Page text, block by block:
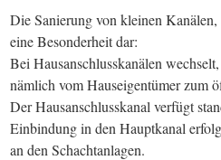
Die Sanierung von kleinen
eine Besonderheit dar:
Bei Hausanschlusskanälen
nämlich vom Hauseigentümer zum
Der Hausanschlusskanal verfügt
Einbindung in den Hauptkanal
an den Schachtanlagen.